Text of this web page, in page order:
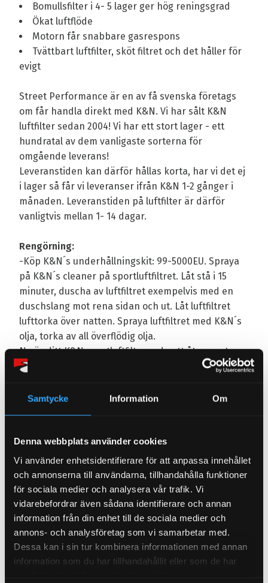
Samtycke Information Om
Denna webbplats använder cookies
Vi använder enhetsidentifierare för att anpassa innehållet
och annonserna till användarna, tillhandahålla funktioner
för sociala medier och analysera vår trafik. Vi
vidarebefordrar även sådana identifierare och annan
information från din enhet till de sociala medier och
annons- och analysföretag som vi samarbetar med.
Dessa kan i sin tur kombinera informationen med annan
information som du har tillhandahållit eller som de har
Bomullsfilter i 4- 5 lager ger hög reningsgrad
Ökat luftflöde
Motorn får snabbare gasrespons
Tvättbart luftfilter, sköt filtret och det håller för
evigt
Street Performance är en av få svenska företags
om får handla direkt med K&N. Vi har sålt K&N
luftfilter sedan 2004! Vi har ett stort lager - ett
hundratal av dem vanligaste sorterna för
omgående leverans!
Leveranstiden kan därför hållas korta, har vi det ej
i lager så får vi leveranser ifrån K&N 1-2 gånger i
månaden. Leveranstiden på luftfilter är därför
vanligtvis mellan 1- 14 dagar.
Rengörning:
-Köp K&N´s underhållningskit: 99-5000EU. Spraya
på K&N´s cleaner på sportluftfiltret. Låt stå i 15
minuter, duscha av luftfiltret exempelvis med en
duschslang mot rena sidan och ut. Låt luftfiltret
lufttorka över natten. Spraya luftfiltret med K&N´s
olja, torka av all överflödig olja.
Nu är ditt K&N sportluftfilter redo att återmonteras
och användas igen!
Du